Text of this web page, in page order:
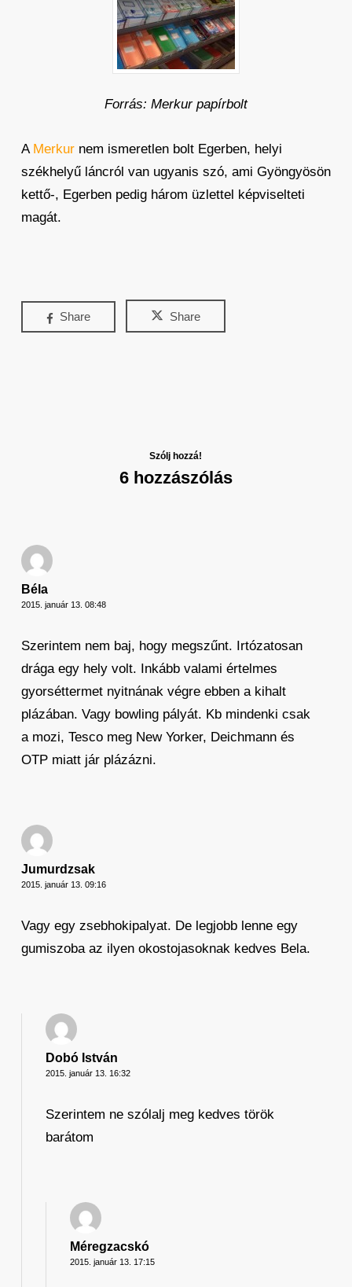
Forrás: Merkur papírbolt
A Merkurnem ismeretlen bolt Egerben, helyi
székhelyű láncról van ugyanis szó, ami Gyöngyösön
kettő-, Egerben pedig három üzlettel képviselteti
magát.
Share Share
Szólj hozzá!
6 hozzászólás
Béla
2015. január 13. 08:48
Szerintem nem baj, hogy megszűnt. Irtózatosan
drága egy hely volt. Inkább valami értelmes
gyorséttermet nyitnának végre ebben a kihalt
plázában. Vagy bowling pályát. Kb mindenki csak
a mozi, Tesco meg New Yorker, Deichmann és
OTP miatt jár plázázni.
Jumurdzsak
2015. január 13. 09:16
Vagy egy zsebhokipalyat. De legjobb lenne egy
gumiszoba az ilyen okostojasoknak kedves Bela.
Dobó István
2015. január 13. 16:32
Szerintem ne szólalj meg kedves török
barátom
Méregzacskó
2015. január 13. 17:15